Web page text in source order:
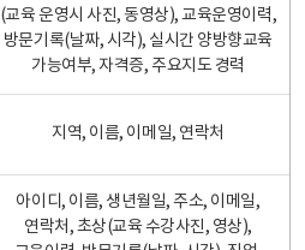
(교육 운영시 사진, 동영상), 교육운영이력,
방문기록(날짜, 시각), 실시간 양방향교육
가능여부, 자격증, 주요지도 경력
지역, 이름, 이메일, 연락처
아이디, 이름, 생년월일, 주소, 이메일,
연락처, 초상(교육 수강사진, 영상),